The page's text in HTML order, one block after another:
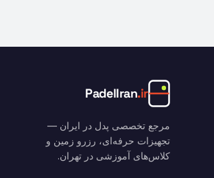
PadelIran.ir
مرجع تخصصی پدل در ایران —
تجهیزات حرفه‌ای، رزرو زمین و
کلاس‌های آموزشی در تهران.